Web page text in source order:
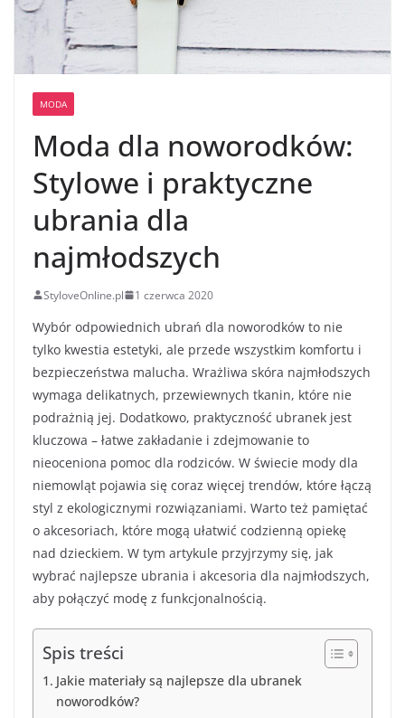
MODA
Moda dla noworodków:
Stylowe i praktyczne
ubrania dla
najmłodszych
StyloveOnline.pl 1 czerwca 2020
Wybór odpowiednich ubrań dla noworodków to nie
tylko kwestia estetyki, ale przede wszystkim komfortu i
bezpieczeństwa malucha. Wrażliwa skóra najmłodszych
wymaga delikatnych, przewiewnych tkanin, które nie
podrażnią jej. Dodatkowo, praktyczność ubranek jest
kluczowa – łatwe zakładanie i zdejmowanie to
nieoceniona pomoc dla rodziców. W świecie mody dla
niemowląt pojawia się coraz więcej trendów, które łączą
styl z ekologicznymi rozwiązaniami. Warto też pamiętać
o akcesoriach, które mogą ułatwić codzienną opiekę
nad dzieckiem. W tym artykule przyjrzymy się, jak
wybrać najlepsze ubrania i akcesoria dla najmłodszych,
aby połączyć modę z funkcjonalnością.
Spis treści
Jakie materiały są najlepsze dla ubranek
noworodków?